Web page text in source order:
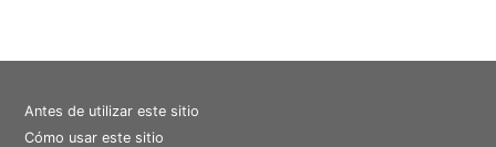
Antes de utilizar este sitio
Cómo usar este sitio